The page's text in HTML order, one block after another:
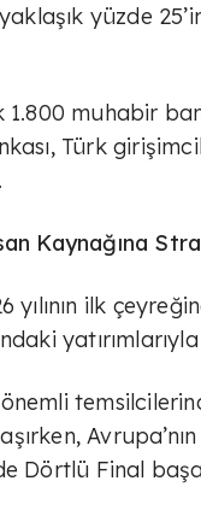
yüzde
1.800 muhabir
Türk
Kaynağına
yılının ilk
Dörtlü Final